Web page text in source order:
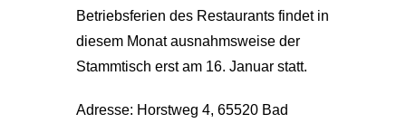
Betriebsferien des Restaurants findet in
diesem Monat ausnahmsweise der
Stammtisch erst am 16. Januar statt.
Adresse: Horstweg 4, 65520 Bad